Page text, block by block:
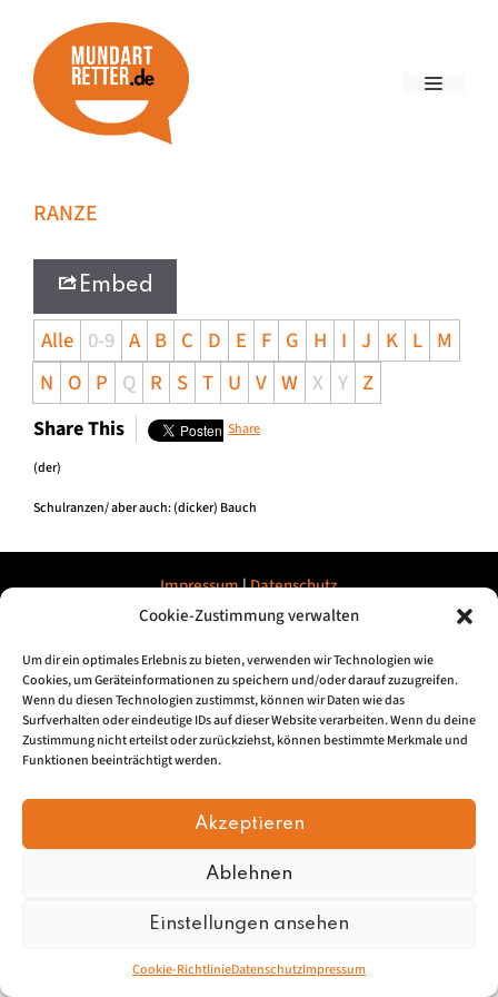
Cookie-Zustimmung verwalten
Um dir ein optimales Erlebnis zu bieten, verwenden wir Technologien wie
Cookies, um Geräteinformationen zu speichern und/oder darauf zuzugreifen.
Wenn du diesen Technologien zustimmst, können wir Daten wie das
Surfverhalten oder eindeutige IDs auf dieser Website verarbeiten. Wenn du deine
Zustimmung nicht erteilst oder zurückziehst, können bestimmte Merkmale und
Funktionen beeinträchtigt werden.
Akzeptieren
Ablehnen
Einstellungen ansehen
Cookie-RichtlinieDatenschutzImpressum
RANZE
Embed
Alle 0-9 A B C D E F G H I J K L M
N O P Q R S T U V W X Y Z
Share This Share
(der)
Schulranzen/ aber auch: (dicker) Bauch
Impressum|Datenschutz